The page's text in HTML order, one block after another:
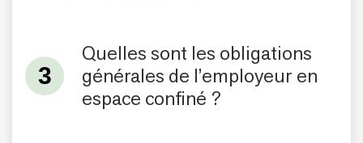
Quelles sont les obligations
générales de l’employeur en
espace confiné ?